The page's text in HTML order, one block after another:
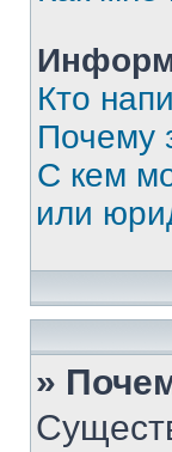
Кто
Почему
С кем
или
»